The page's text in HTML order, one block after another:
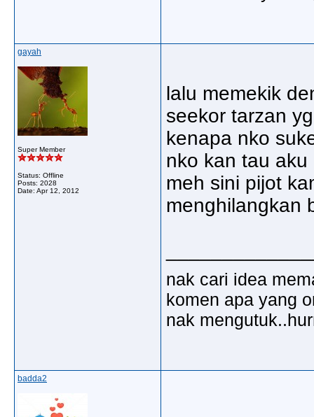
gayah
Super Member
Status: Offline
Posts: 2028
Date: Apr 12, 2012
lalu memekik
seekor tarzan
kenapa nko
nko kan tau
meh sini pijot
menghilangkan
nak cari idea
komen apa yang
nak
badda2